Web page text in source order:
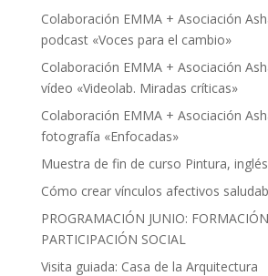
Colaboración EMMA + Asociación
podcast «Voces para el cambio»
Colaboración EMMA + Asociación
vídeo «Videolab. Miradas críticas»
Colaboración EMMA + Asociación
fotografía «Enfocadas»
Muestra de fin de curso Pintura,
Cómo crear vínculos afectivos
PROGRAMACIÓN JUNIO:
PARTICIPACIÓN SOCIAL
Visita guiada: Casa de la Arquitectura